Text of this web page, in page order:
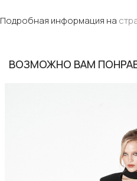
Подробная информация на
ВОЗМОЖНО ВАМ